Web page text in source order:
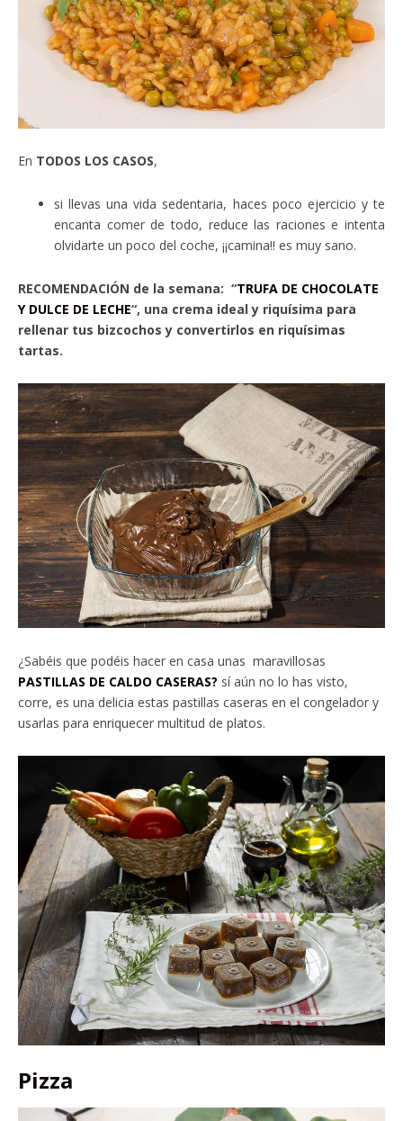
En TODOS LOS CASOS,
si llevas una vida sedentaria, haces poco ejercicio y te
encanta comer de todo, reduce las raciones e intenta
olvidarte un poco del coche, ¡¡camina!! es muy sano.
RECOMENDACIÓN de la semana: “TRUFA DE CHOCOLATE
Y DULCE DE LECHE“, una crema ideal y riquísima para
rellenar tus bizcochos y convertirlos en riquísimas
tartas.
¿Sabéis que podéis hacer en casa unas maravillosas
PASTILLAS DE CALDO CASERAS? sí aún no lo has visto,
corre, es una delicia estas pastillas caseras en el congelador y
usarlas para enriquecer multitud de platos.
Pizza